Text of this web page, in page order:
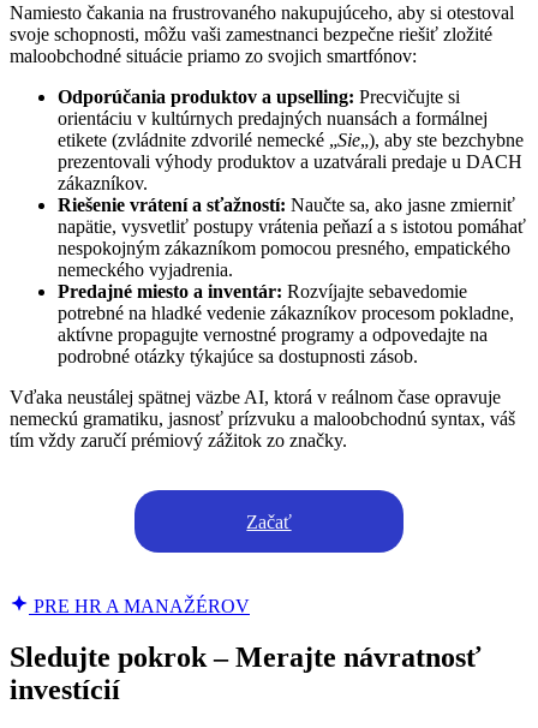
Namiesto čakania na frustrovaného nakupujúceho, aby si otestoval
svoje schopnosti, môžu vaši zamestnanci bezpečne riešiť zložité
maloobchodné situácie priamo zo svojich smartfónov:
Odporúčania produktov a upselling: Precvičujte si
orientáciu v kultúrnych predajných nuansách a formálnej
etikete (zvládnite zdvorilé nemecké „Sie„), aby ste bezchybne
prezentovali výhody produktov a uzatvárali predaje u DACH
zákazníkov.
Riešenie vrátení a sťažností: Naučte sa, ako jasne zmierniť
napätie, vysvetliť postupy vrátenia peňazí a s istotou pomáhať
nespokojným zákazníkom pomocou presného, empatického
nemeckého vyjadrenia.
Predajné miesto a inventár: Rozvíjajte sebavedomie
potrebné na hladké vedenie zákazníkov procesom pokladne,
aktívne propagujte vernostné programy a odpovedajte na
podrobné otázky týkajúce sa dostupnosti zásob.
Vďaka neustálej spätnej väzbe AI, ktorá v reálnom čase opravuje
nemeckú gramatiku, jasnosť prízvuku a maloobchodnú syntax, váš
tím vždy zaručí prémiový zážitok zo značky.
Začať
PRE HR A MANAŽÉROV
Sledujte pokrok – Merajte návratnosť
investícií